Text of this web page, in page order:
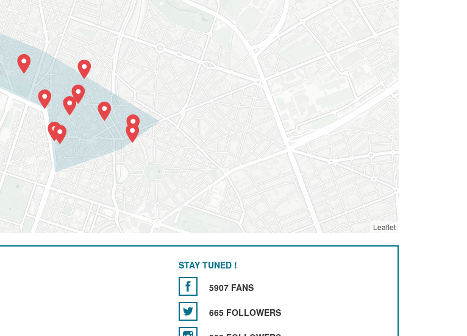
Leaflet
STAY TUNED !
5907 FANS
665 FOLLOWERS